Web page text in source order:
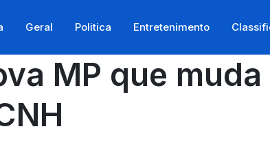
Geral Politica Entretenimento
MP que